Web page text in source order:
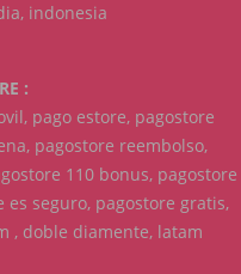
indonesia
:
pago estore, pagostore
pagostore reembolso,
110 bonus, pagostore
seguro, pagostore gratis,
, doble diamente, latam